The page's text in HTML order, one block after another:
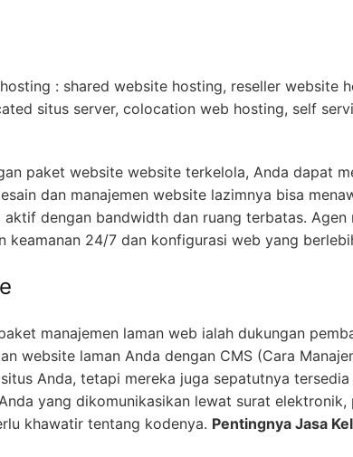
: shared website hosting, reseller website
situs server, colocation web hosting, self
paket website website terkelola, Anda dapat
dan manajemen website lazimnya bisa
dengan bandwidth dan ruang terbatas. Agen
keamanan 24/7 dan konfigurasi web yang
manajemen laman web ialah dukungan
website laman Anda dengan CMS (Cara
Anda, tetapi mereka juga sepatutnya
yang dikomunikasikan lewat surat
khawatir tentang kodenya. Pentingnya Jasa